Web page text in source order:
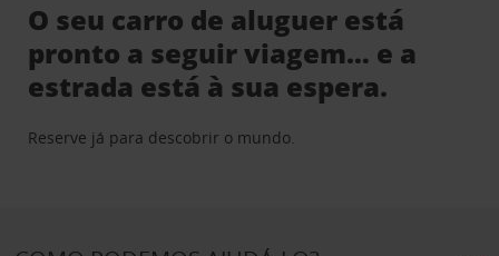
O seu carro de aluguer está
pronto a seguir viagem… e a
estrada está à sua espera.
Reserve já para descobrir o mundo.